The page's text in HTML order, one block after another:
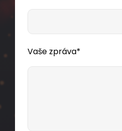
Vaše zpráva*